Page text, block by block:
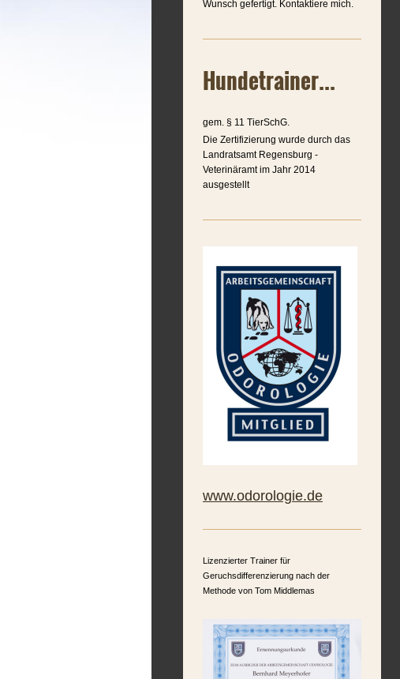
Wunsch gefertigt. Kontaktiere mich.
Hundetrainer...
gem. § 11 TierSchG.
Die Zertifizierung wurde durch das
Landratsamt Regensburg -
Veterinäramt im Jahr 2014
ausgestellt
www.odorologie.de
Lizenzierter Trainer für
Geruchsdifferenzierung nach der
Methode von Tom Middlemas